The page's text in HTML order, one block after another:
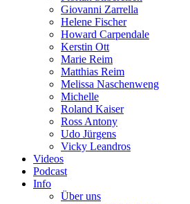
Giovanni Zarrella
Helene Fischer
Howard Carpendale
Kerstin Ott
Marie Reim
Matthias Reim
Melissa Naschenweng
Michelle
Roland Kaiser
Ross Antony
Udo Jürgens
Vicky Leandros
Videos
Podcast
Info
Über uns